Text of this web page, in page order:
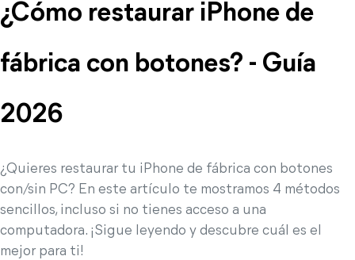
¿Cómo restaurar iPhone de
fábrica con botones? - Guía
2026
¿Quieres restaurar tu iPhone de fábrica con botones
con/sin PC? En este artículo te mostramos 4 métodos
sencillos, incluso si no tienes acceso a una
computadora. ¡Sigue leyendo y descubre cuál es el
mejor para ti!